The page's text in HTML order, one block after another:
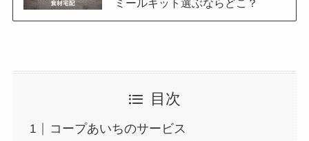
ミールキット選ぶならどこ？
目次
コープあいちのサービス